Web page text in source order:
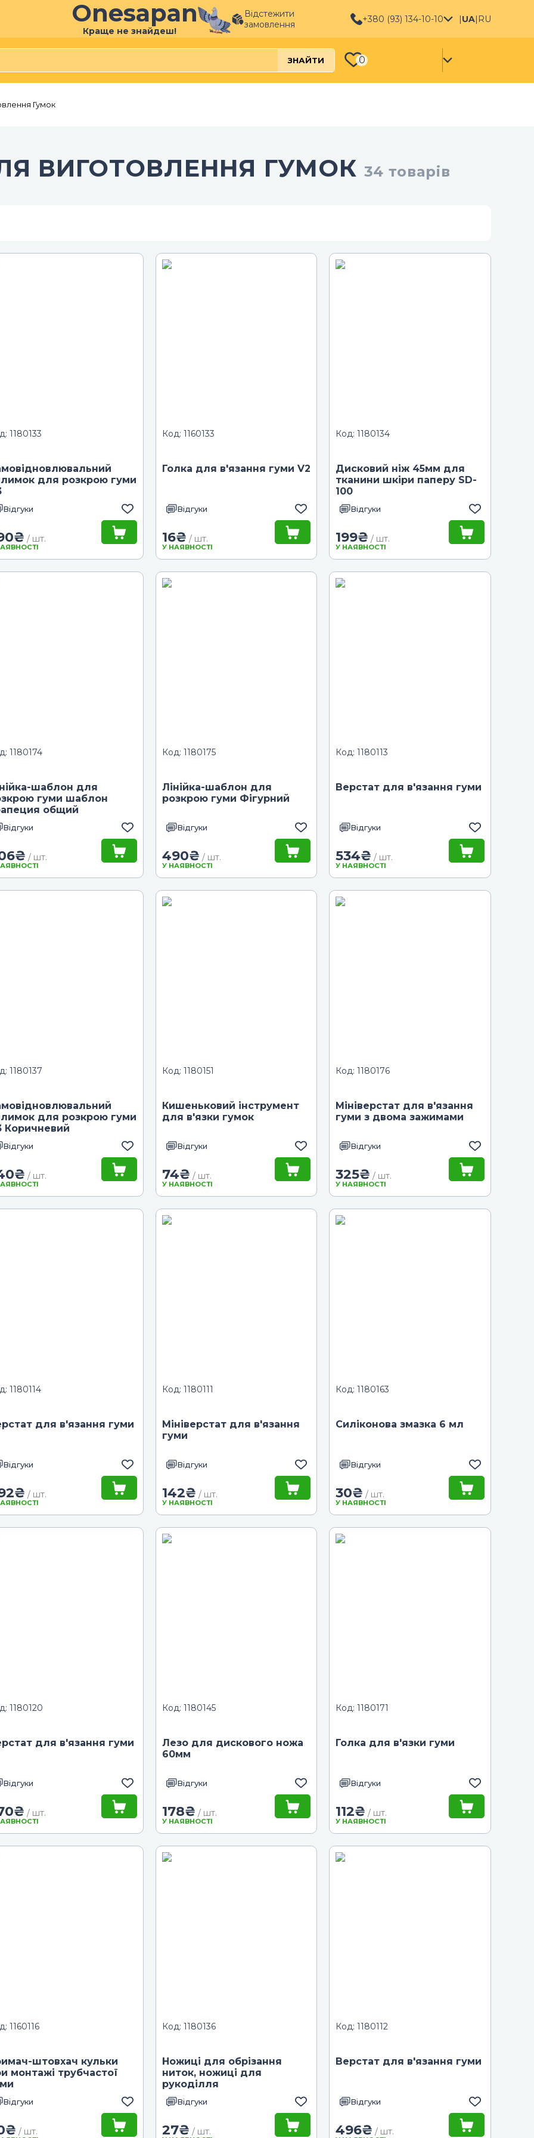
Onesapan
Краще не знайдеш!
Відстежити
замовлення
+380 (93) 134-10-10 |UA| RU
ЗНАЙТИ 0
Гумок
ВИГОТОВЛЕННЯ ГУМОК 34 товарів
1180133
для розкрою гуми
Відгуки
₴ / шт.
Код: 1160133
Голка для в'язання гуми V2
Відгуки
16₴ / шт.
У НАЯВНОСТІ
Код: 1180134
Дисковий ніж 45мм для
тканини шкіри паперу SD-
100
Відгуки
199₴ / шт.
У НАЯВНОСТІ
1180174
шаблон для
гуми шаблон
общий
Відгуки
₴ / шт.
Код: 1180175
Лінійка-шаблон для
розкрою гуми Фігурний
Відгуки
490₴ / шт.
У НАЯВНОСТІ
Код: 1180113
Верстат для в'язання гуми
Відгуки
534₴ / шт.
У НАЯВНОСТІ
1180137
для розкрою гуми
Коричневий
Відгуки
₴ / шт.
Код: 1180151
Кишеньковий інструмент
для в'язки гумок
Відгуки
74₴ / шт.
У НАЯВНОСТІ
Код: 1180176
Мініверстат для в'язання
гуми з двома зажимами
Відгуки
325₴ / шт.
У НАЯВНОСТІ
1180114
для в'язання гуми
Відгуки
₴ / шт.
Код: 1180111
Мініверстат для в'язання
гуми
Відгуки
142₴ / шт.
У НАЯВНОСТІ
Код: 1180163
Силіконова змазка 6 мл
Відгуки
30₴ / шт.
У НАЯВНОСТІ
1180120
для в'язання гуми
Відгуки
₴ / шт.
Код: 1180145
Лезо для дискового ножа
60мм
Відгуки
178₴ / шт.
У НАЯВНОСТІ
Код: 1180171
Голка для в'язки гуми
Відгуки
112₴ / шт.
У НАЯВНОСТІ
1160116
штовхач кульки
монтажі трубчастої
Відгуки
₴ / шт.
Код: 1180136
Ножиці для обрізання
ниток, ножиці для
рукоділля
Відгуки
27₴ / шт.
Код: 1180112
Верстат для в'язання гуми
Відгуки
496₴ / шт.